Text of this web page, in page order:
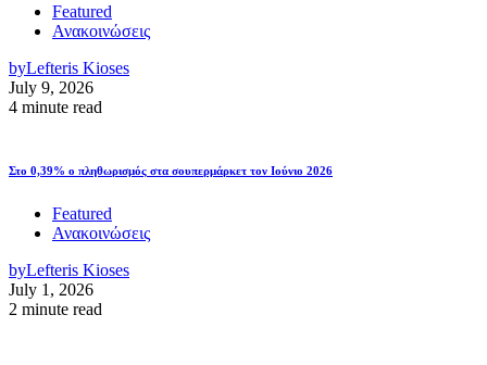
Featured
Ανακοινώσεις
byLefteris Kioses
July 9, 2026
4 minute read
Στο 0,39% ο πληθωρισμός στα σουπερμάρκετ τον Ιούνιο 2026
Featured
Ανακοινώσεις
byLefteris Kioses
July 1, 2026
2 minute read